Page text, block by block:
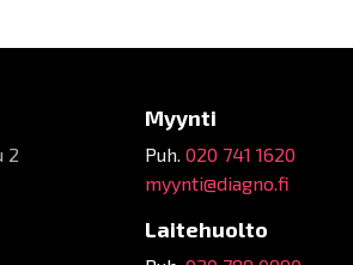
2
Myynti
Puh. 020 741 1620
myynti@diagno.fi
Laitehuolto